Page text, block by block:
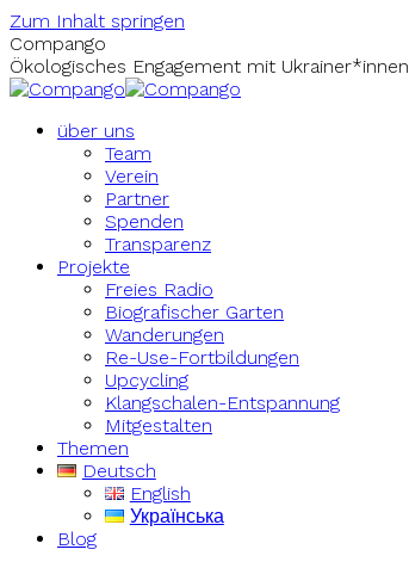
Zum Inhalt springen
Compango
Ökologisches Engagement mit Ukrainer*innen
über uns
Team
Verein
Partner
Spenden
Transparenz
Projekte
Freies Radio
Biografischer Garten
Wanderungen
Re-Use-Fortbildungen
Upcycling
Klangschalen-Entspannung
Mitgestalten
Themen
Deutsch
English
Українська
Blog